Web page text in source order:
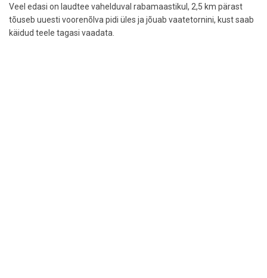
Veel edasi on laudtee vahelduval rabamaastikul, 2,5 km pärast
tõuseb uuesti voorenõlva pidi üles ja jõuab vaatetornini, kust saab
käidud teele tagasi vaadata.